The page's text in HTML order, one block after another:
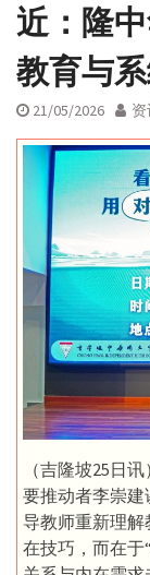
近：隆
教育与
21/05/2026
（吉隆坡25日
要推动者李崇建
导教师重新理
在技巧，而在于